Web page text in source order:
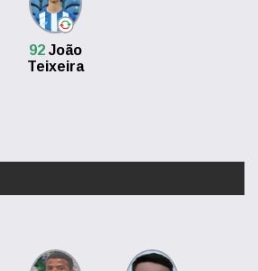
92 João
Teixeira